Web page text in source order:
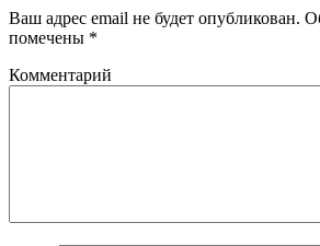
Ваш адрес email не будет опубликован.
помечены *
Комментарий